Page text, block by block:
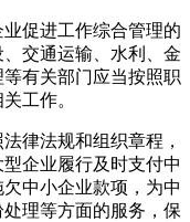
促进工作综合管理的
交通运输、水利、金
有关部门应当按照职
工作。
律法规和组织章程，
企业履行及时支付中
中小企业款项，为中
理等方面的服务，保